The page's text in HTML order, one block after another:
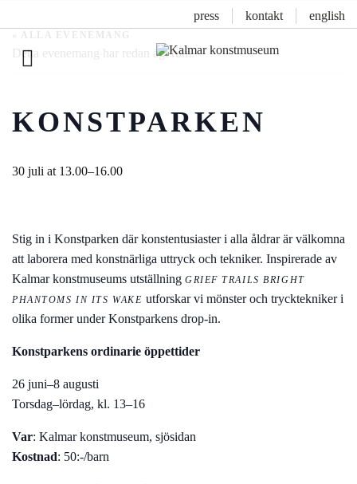
press kontakt english
« ALLA EVENEMANG
Detta evenemang har redan ägt rum.
KONSTPARKEN
30 juli at 13.00–16.00
Stig in i Konstparken där konstentusiaster i alla åldrar är välkomna
att laborera med konstnärliga uttryck och tekniker. Inspirerade av
Kalmar konstmuseums utställning GRIEF TRAILS BRIGHT
PHANTOMS IN ITS WAKE utforskar vi mönster och trycktekniker i
olika former under Konstparkens drop-in.
Konstparkens ordinarie öppettider
26 juni–8 augusti
Torsdag–lördag, kl. 13–16
Var: Kalmar konstmuseum, sjösidan
Kostnad: 50:-/barn